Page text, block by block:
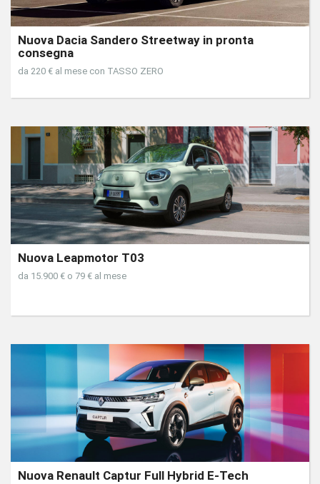
Nuova Dacia Sandero Streetway in pronta
consegna
da 220 € al mese con TASSO ZERO
Nuova Leapmotor T03
da 15.900 € o 79 € al mese
Nuova Renault Captur Full Hybrid E-Tech